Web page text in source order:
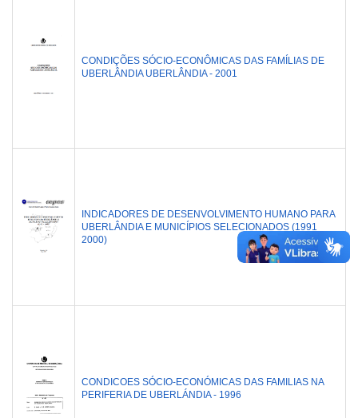
CONDIÇÕES SÓCIO-ECONÔMICAS DAS FAMÍLIAS DE
UBERLÂNDIA UBERLÂNDIA - 2001
INDICADORES DE DESENVOLVIMENTO HUMANO PARA
UBERLÂNDIA E MUNICÍPIOS SELECIONADOS (1991
2000)
CONDICOES SÓCIO-ECONÓMICAS DAS FAMILIAS NA
PERIFERIA DE UBERLÁNDIA - 1996